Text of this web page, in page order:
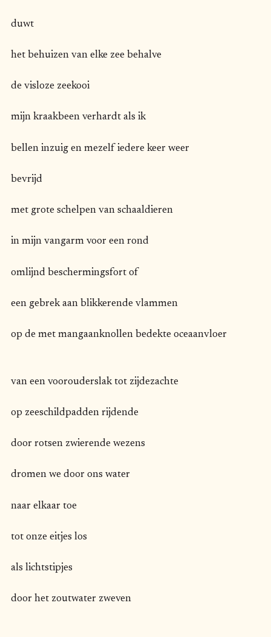
duwt
het behuizen van elke zee behalve
de visloze zeekooi
mijn kraakbeen verhardt als ik
bellen inzuig en mezelf iedere keer weer
bevrijd
met grote schelpen van schaaldieren
in mijn vangarm voor een rond
omlijnd beschermingsfort of
een gebrek aan blikkerende vlammen
op de met mangaanknollen bedekte oceaanvloer
van een voorouderslak tot zijdezachte
op zeeschildpadden rijdende
door rotsen zwierende wezens
dromen we door ons water
naar elkaar toe
tot onze eitjes los
als lichtstipjes
door het zoutwater zweven